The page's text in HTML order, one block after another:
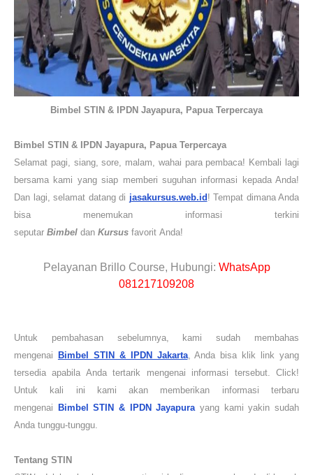
Bimbel STIN & IPDN Jayapura, Papua Terpercaya
Bimbel STIN & IPDN Jayapura, Papua Terpercaya
Selamat pagi, siang, sore, malam, wahai para pembaca! Kembali lagi
bersama kami yang siap memberi suguhan informasi kepada Anda!
Dan lagi, selamat datang di jasakursus.web.id ! Tempat dimana Anda
bisa menemukan informasi terkini
seputar Bimbel dan Kursus favorit Anda!
Pelayanan Brillo Course, Hubungi: WhatsApp
081217109208
Untuk pembahasan sebelumnya, kami sudah membahas
mengenai
Bimbel STIN & IPDN Jakarta, Anda bisa klik link yang
tersedia apabila Anda tertarik mengenai informasi tersebut. Click!
Untuk kali ini kami akan memberikan informasi terbaru
mengenai
Bimbel STIN & IPDNJayapura yang kami yakin sudah
Anda tunggu-tunggu.
Tentang STIN